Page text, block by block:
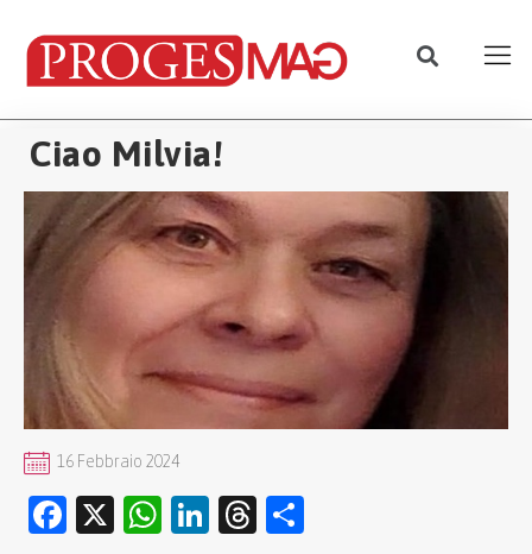
Ciao Milvia!
16 Febbraio 2024
Facebook
X WhatsApp
LinkedIn
Threads